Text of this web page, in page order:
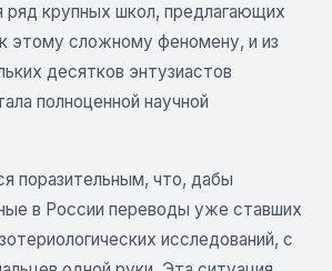
ряд крупных школ, предлагающих
этому сложному феномену, и из
десятков энтузиастов
полноценной научной
поразительным, что, дабы
в России переводы уже ставших
исследований, с